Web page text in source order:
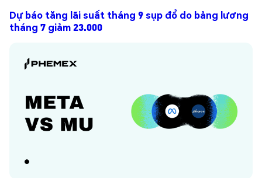
Dự báo tăng lãi suất tháng 9 sụp đổ do bảng lương
tháng 7 giảm 23.000